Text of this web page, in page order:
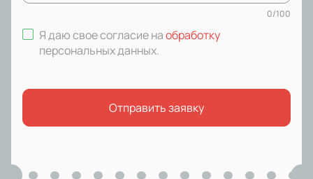
0/100
Я даю свое согласие наобработку
персональных данных.
Отправить заявку